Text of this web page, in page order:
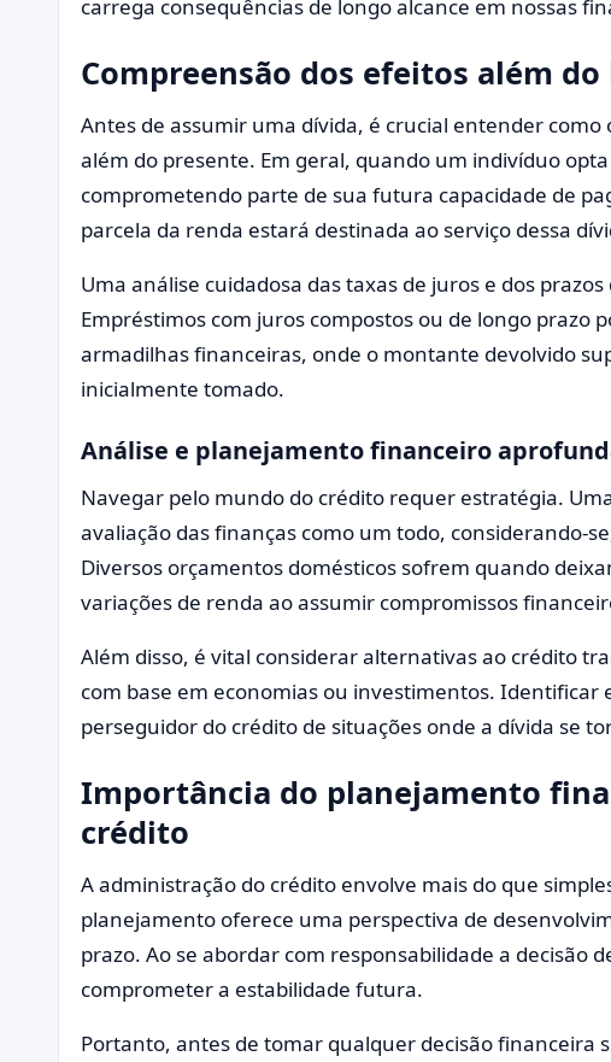
carrega consequências de longo alcance em nossas
Compreensão dos efeitos além
Antes de assumir uma dívida, é crucial entender
além do presente. Em geral, quando um indivíduo
comprometendo parte de sua futura capacidade de
parcela da renda estará destinada ao serviço dessa
Uma análise cuidadosa das taxas de juros e dos
Empréstimos com juros compostos ou de longo prazo
armadilhas financeiras, onde o montante devolvido
inicialmente tomado.
Análise e planejamento financeiro
Navegar pelo mundo do crédito requer estratégia.
avaliação das finanças como um todo, considerando-
Diversos orçamentos domésticos sofrem quando
variações de renda ao assumir compromissos
Além disso, é vital considerar alternativas ao crédito
com base em economias ou investimentos. Identificar
perseguidor do crédito de situações onde a dívida se
Importância do planejamento
crédito
A administração do crédito envolve mais do que
planejamento oferece uma perspectiva de
prazo. Ao se abordar com responsabilidade a decisão
comprometer a estabilidade futura.
Portanto, antes de tomar qualquer decisão financeira